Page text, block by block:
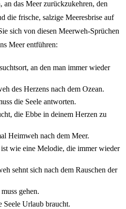
an das Meer zurück­zu­keh­ren, den
die frische, salzi­ge Meeres­bri­se auf
sich von diesen Meer­weh-Sprü­chen
Meer entfüh­ren:
an den man immer wieder
des Herzens nach dem Ozean.
die Seele antwor­ten.
die Ebbe in deinem Herzen zu
Heim­weh nach dem Meer.
wie eine Melo­die, die immer wieder
sehnt sich nach dem Rauschen der
gehen.
Seele Urlaub braucht.